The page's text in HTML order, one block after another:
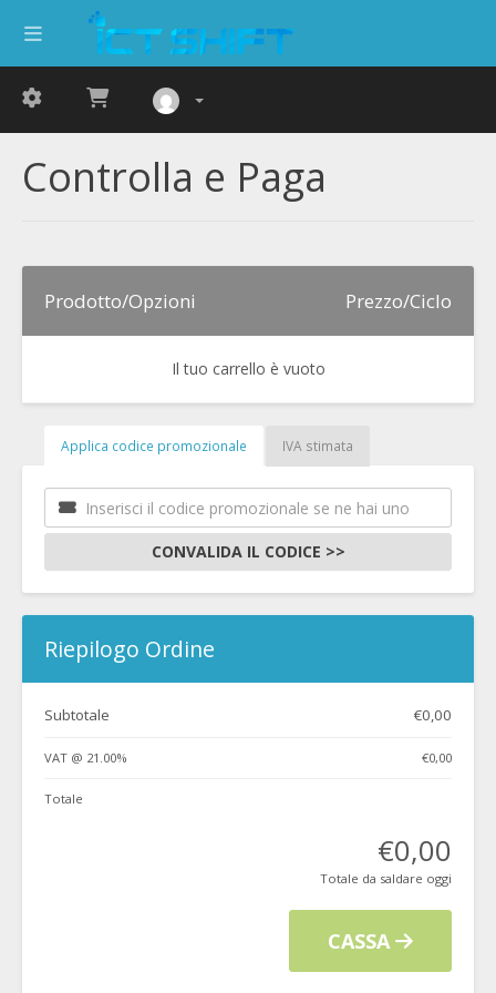
Controlla e Paga
Prodotto/Opzioni Prezzo/Ciclo
Il tuo carrello è vuoto
Applica codice promozionale IVA stimata
CONVALIDA IL CODICE >>
Riepilogo Ordine
Subtotale €0,00
VAT @ 21.00% €0,00
Totale
€0,00
Totale da saldare oggi
CASSA